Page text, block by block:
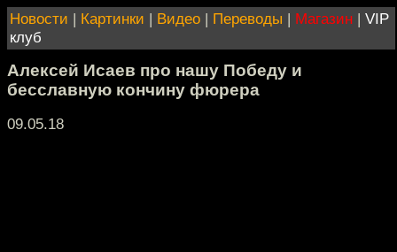
Новости | Картинки | Видео | Переводы | Магазин | VIP
клуб
Алексей Исаев про нашу Победу и
бесславную кончину фюрера
09.05.18